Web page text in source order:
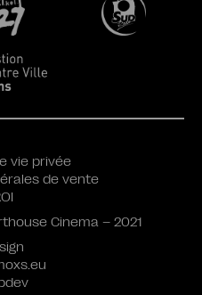
vie privée
de vente
Cinema – 2021